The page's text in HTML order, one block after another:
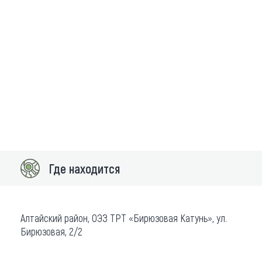
Где находится
Алтайский район, ОЭЗ ТРТ «Бирюзовая Катунь», ул.
Бирюзовая, 2/2